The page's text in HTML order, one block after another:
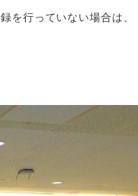
を行っていない場合は、